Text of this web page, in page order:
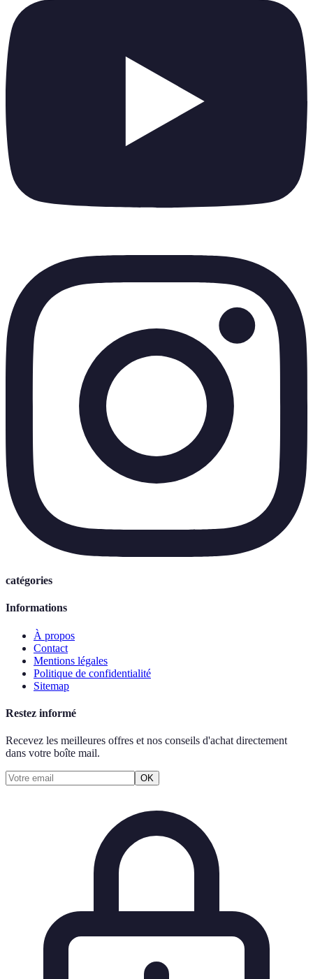
catégories
Informations
À propos
Contact
Mentions légales
Politique de confidentialité
Sitemap
Restez informé
Recevez les meilleures offres et nos conseils d'achat directement
dans votre boîte mail.
OK